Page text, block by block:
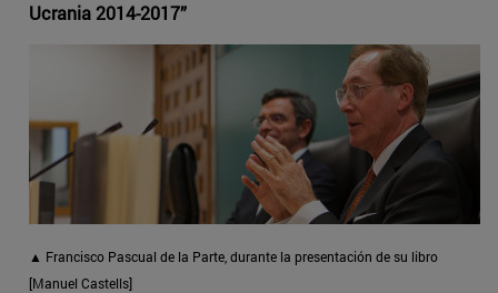
Ucrania 2014-2017”
▲ Francisco Pascual de la Parte, durante la presentación de su libro
[Manuel Castells]